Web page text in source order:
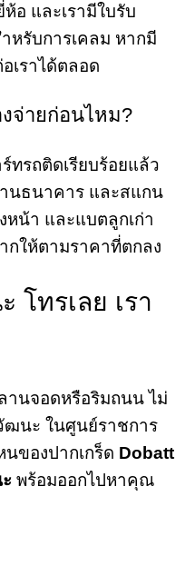
อ และเรามีใบรับ
หรับการเคลม หากมี
เราได้ตลอด
งจ่ายก่อนไหม?
ทรถติดเรียบร้อยแล้ว
านธนาคาร และสแกน
หน้า และแบตลูกเก่า
กให้ตามราคาที่ตกลง
ทรเลย เรา
านจอดหรือริมถนน ไม่
นะ ในศูนย์ราชการ
นของปากเกร็ด Dobatt
พร้อมออกไปหาคุณ